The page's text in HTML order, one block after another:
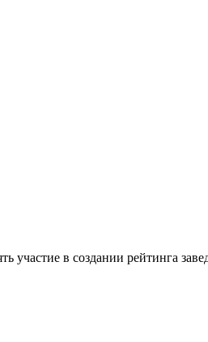
в создании рейтинга